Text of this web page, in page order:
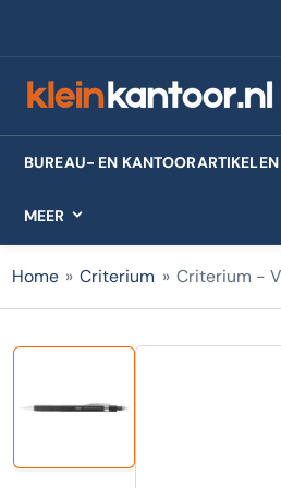
BUREAU- EN KANTOORARTIKELEN
MEER
Home » Criterium » Criterium -
Laad
in